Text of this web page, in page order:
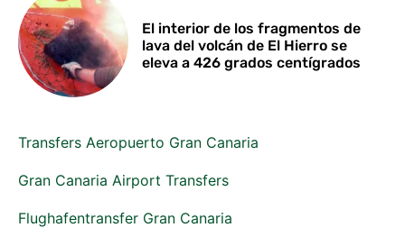
El interior de los fragmentos de
lava del volcán de El Hierro se
eleva a 426 grados centígrados
Transfers Aeropuerto Gran Canaria
Gran Canaria Airport Transfers
Flughafentransfer Gran Canaria